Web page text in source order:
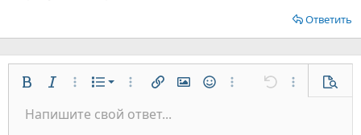
Ответить
ЖирныйКурсивДополнительно...
СписокНумерованный список
Маркированный список
Дополнительно...
Вставить ссылку
Вставить изображение
СмайлыДополнительно...
Отменить
Размер шрифта
9
Цвет текста
Шрифт Arial
Зачёркнутый
Подчёркнутый
Однострочный код
ВыравниваниеПо левому краю
Формат параграфа
Обычный
ЦитатаМедиаВставить таблицу
Вставить горизонтальную линию
Спойлер
Код
Повторить
Переключить режим работы редактора
Удалить форматирование
ЧерновикиСохранить черновик
Напишите свой ответ...